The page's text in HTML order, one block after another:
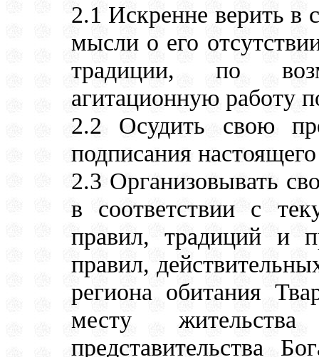
2.1 Искренне верить в
мысли о его
традиции, по
агитационную работу
2.2 Осудить свою
подписания
2.3 Организовывать
в соответствии с
правил, традиций и
правил,
региона обитания
месту
представительства